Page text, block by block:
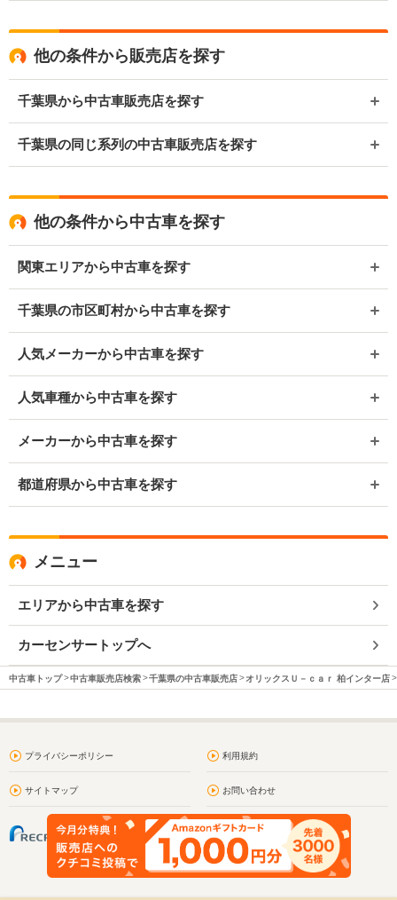
他の条件から販売店を探す
千葉県から中古車販売店を探す
千葉県の同じ系列の中古車販売店を探す
他の条件から中古車を探す
関東エリアから中古車を探す
千葉県の市区町村から中古車を探す
人気メーカーから中古車を探す
人気車種から中古車を探す
メーカーから中古車を探す
都道府県から中古車を探す
メニュー
エリアから中古車を探す
カーセンサートップへ
中古車トップ 中古車販売店検索 千葉県の中古車販売店 オリックスＵ－ｃａｒ 柏インター店
プライバシーポリシー 利用規約
サイトマップ お問い合わせ